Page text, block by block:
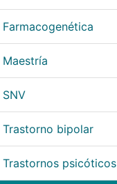
Farmacogenética
Maestría
SNV
Trastorno bipolar
Trastornos psicóticos